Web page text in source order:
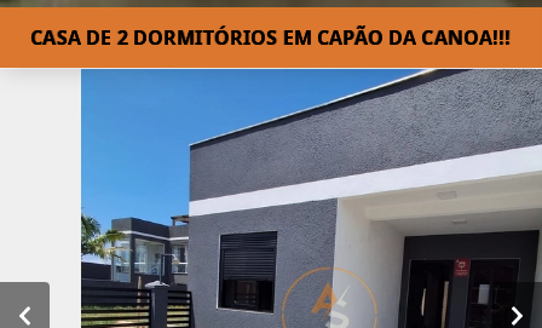
CASA DE 2 DORMITÓRIOS EM CAPÃO DA CANOA!!!